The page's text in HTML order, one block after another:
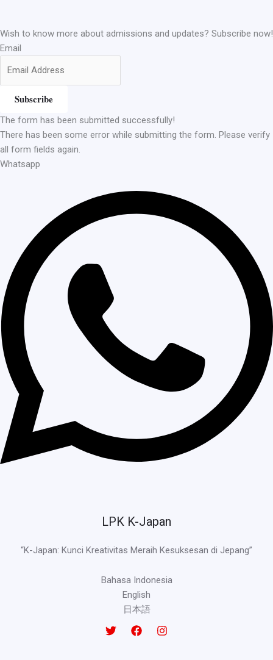
Wish to know more about admissions and updates? Subscribe now!
Email
Subscribe
The form has been submitted successfully!
There has been some error while submitting the form. Please verify
all form fields again.
Whatsapp
LPK K-Japan
“K-Japan: Kunci Kreativitas Meraih Kesuksesan di Jepang”
Bahasa Indonesia
English
日本語